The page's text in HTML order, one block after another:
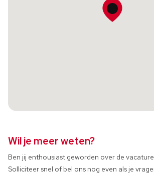
Wil je meer weten?
Ben jij enthousiast geworden over de
Solliciteer snel of bel ons nog even als je